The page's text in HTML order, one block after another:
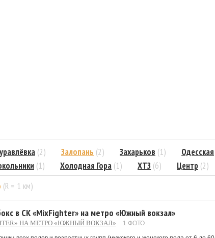
(2) Залопань (2) Захарьков (1) Одесская
(1) Холодная Гора (1) ХТЗ (6) Центр (2)
(R = 1 км)
в СК «MixFighter» на метро «Южный вокзал»
НА МЕТРО «ЮЖНЫЙ ВОКЗАЛ» 1 ФОТО